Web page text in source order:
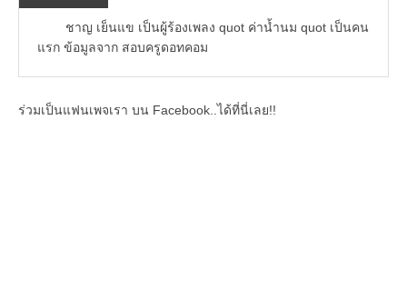
ชาญ เย็นแข เป็นผู้ร้องเพลง quot ค่าน้ำนม quot เป็นคน
แรก ข้อมูลจาก สอบครูดอทคอม
ร่วมเป็นแฟนเพจเรา บน Facebook..ได้ที่นี่เลย!!